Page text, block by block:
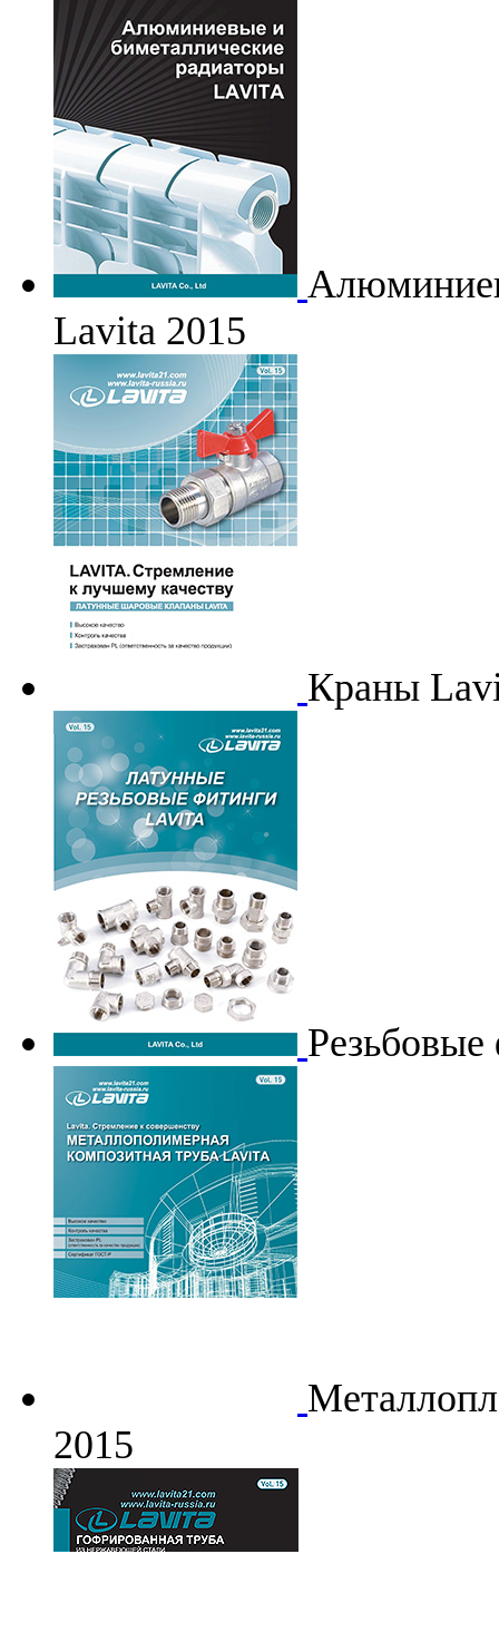
Lavita 2015
Краны
2015